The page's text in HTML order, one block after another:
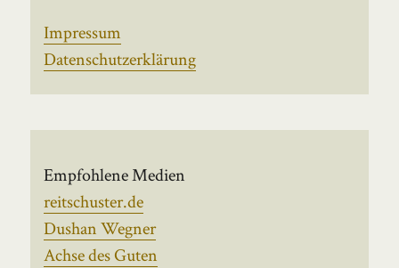
Impressum
Datenschutzerklärung
Empfohlene Medien
reitschuster.de
Dushan Wegner
Achse des Guten